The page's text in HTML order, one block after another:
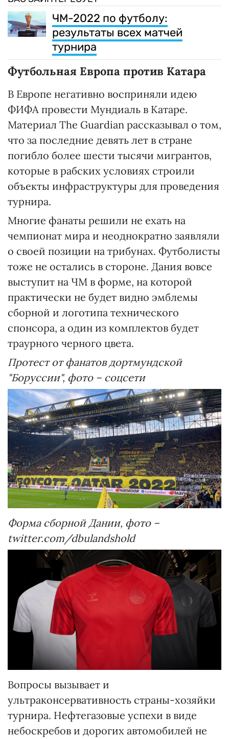
ЧМ-2022 по футболу:
результаты всех матчей
турнира
Футбольная Европа против Катара
В Европе негативно восприняли идею
ФИФА провести Мундиаль в Катаре.
Материал The Guardian рассказывал о том,
что за последние девять лет в стране
погибло более шести тысячи мигрантов,
которые в рабских условиях строили
объекты инфраструктуры для проведения
турнира.
Многие фанаты решили не ехать на
чемпионат мира и неоднократно заявляли
о своей позиции на трибунах. Футболисты
тоже не остались в стороне. Дания вовсе
выступит на ЧМ в форме, на которой
практически не будет видно эмблемы
сборной и логотипа технического
спонсора, а один из комплектов будет
траурного черного цвета.
Протест от фанатов дортмундской
"Боруссии", фото – соцсети
Форма сборной Дании, фото –
twitter.com/dbulandshold
Вопросы вызывает и
ультраконсервативность страны-хозяйки
турнира. Нефтегазовые успехи в виде
небоскребов и дорогих автомобилей не